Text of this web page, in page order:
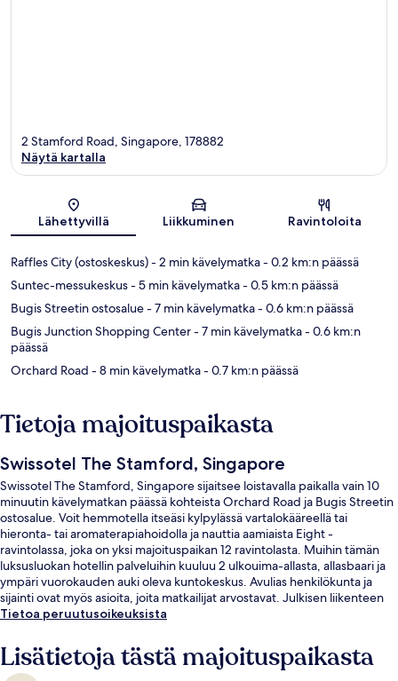
Kartta
2 Stamford Road, Singapore, 178882
Näytä kartalla
Lähettyvillä Liikkuminen Ravintoloita
Raffles City (ostoskeskus)- 2 min kävelymatka- 0.2 km:n päässä
Suntec-messukeskus- 5 min kävelymatka- 0.5 km:n päässä
Bugis Streetin ostosalue- 7 min kävelymatka- 0.6 km:n päässä
Bugis Junction Shopping Center- 7 min kävelymatka- 0.6 km:n
päässä
Orchard Road - 8 min kävelymatka- 0.7 km:n päässä
Tietoja majoituspaikasta
Swissotel The Stamford, Singapore
Swissotel The Stamford, Singapore sijaitsee loistavalla paikalla vain 10
minuutin kävelymatkan päässä kohteista Orchard Road ja Bugis Streetin
ostosalue. Voit hemmotella itseäsi kylpylässä vartalokääreellä tai
hieronta- tai aromaterapiahoidolla ja nauttia aamiaista Eight -
ravintolassa, joka on yksi majoituspaikan 12 ravintolasta. Muihin tämän
luksusluokan hotellin palveluihin kuuluu 2 ulkouima-allasta, allasbaari ja
ympäri vuorokauden auki oleva kuntokeskus. Avulias henkilökunta ja
sijainti ovat myös asioita, joita matkailijat arvostavat. Julkisen liikenteen
yhteydet sijaitsevat vain lyhyen kävelymatkan päässä: City Hallin asema
päässä.
Tietoa peruutusoikeuksista
Lisätietoja tästä majoituspaikasta